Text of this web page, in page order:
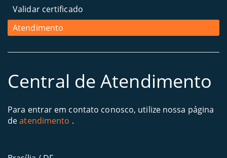
Validar certificado
Atendimento
Central de Atendimento
Para entrar em contato conosco, utilize nossa página
deatendimento .